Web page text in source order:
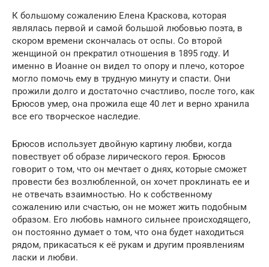
К большому сожалению Елена Краскова, которая
являлась первой и самой большой любовью поэта, в
скором времени скончалась от оспы. Со второй
женщиной он прекратил отношения в 1895 году. И
именно в Иоанне он видел то опору и плечо, которое
могло помочь ему в трудную минуту и спасти. Они
прожили долго и достаточно счастливо, после того, как
Брюсов умер, она прожила еще 40 лет и верно хранила
все его творческое наследие.
Брюсов использует двойную картину любви, когда
повествует об образе лирического героя. Брюсов
говорит о том, что он мечтает о днях, которые сможет
провести без возлюбленной, он хочет проклинать ее и
не отвечать взаимностью. Но к собственному
сожалению или счастью, он не может жить подобным
образом. Его любовь намного сильнее происходящего,
он постоянно думает о том, что она будет находиться
рядом, прикасаться к её рукам и другим проявлениям
ласки и любви.